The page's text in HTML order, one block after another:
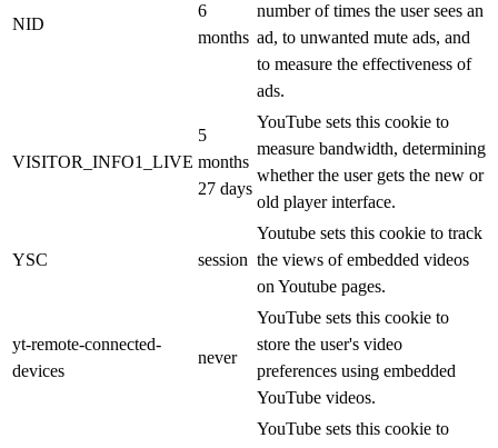
NID
6
months
number of times the user sees an
ad, to unwanted mute ads, and
to measure the effectiveness of
ads.
VISITOR_INFO1_LIVE
5
months
27 days
YouTube sets this cookie to
measure bandwidth, determining
whether the user gets the new or
old player interface.
YSC session
Youtube sets this cookie to track
the views of embedded videos
on Youtube pages.
yt-remote-connected-
devices
never
YouTube sets this cookie to
store the user's video
preferences using embedded
YouTube videos.
YouTube sets this cookie to